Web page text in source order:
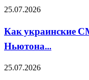
фазу
глобальной
цифровой
инфраструктуры»
Как
СМИ
«взломали»
законы
25.07.2026
Как украинские
Ньютона…
На
25.07.2026